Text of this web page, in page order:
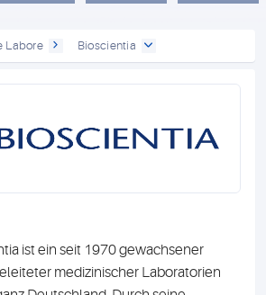
ist ein seit 1970 gewachsener